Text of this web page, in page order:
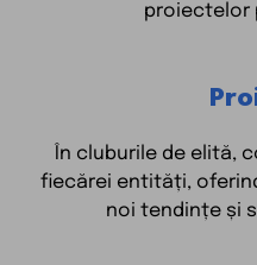
proiectelor
În cluburile de elită,
fiecărei entități,
noi tendințe și